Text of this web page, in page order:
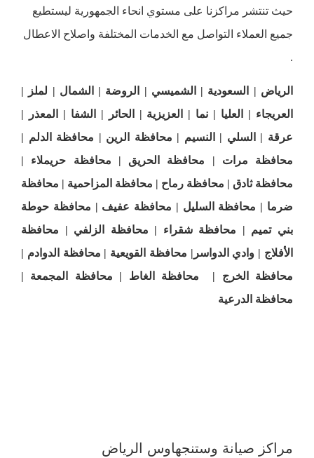
حيث تنتشر مراكزنا على مستوي انحاء الجمهورية ليستطيع
جميع العملاء التواصل مع الخدمات المختلفة واصلاح الاعطال
.
الرياض | السعودية | الشميسي | الروضة | الشمال | لملز |
العريجاء | العليا | نما | العزيزية | الحائر | الشفا | المعذر |
عرقة | السلي | النسيم | محافظة الرين | محافظة الدلم |
محافظة مرات | محافظة الحريق | محافظة حريملاء |
محافظة ثادق | محافظة رماح | محافظة المزاحمية | محافظة
ضرما | محافظة السليل | محافظة عفيف | محافظة حوطة
بني تميم | محافظة شقراء | محافظة الزلفي | محافظة
الأفلاج | وادي الدواسر| محافظة القويعية | محافظة الدوادم |
محافظة الخرج | محافظة الغاط | محافظة المجمعة |
محافظة الدرعية
مراكز صيانة وستنجهاوس الرياض